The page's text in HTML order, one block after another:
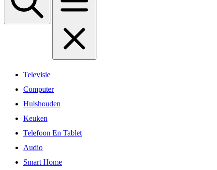
Televisie
Computer
Huishouden
Keuken
Telefoon En Tablet
Audio
Smart Home